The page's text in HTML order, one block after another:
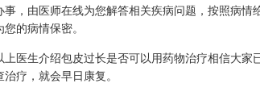
事，由医师在线为您解答相关疾病问题，按照病情
的病情保密。
生介绍包皮过长是否可以用药物治疗相信大家
疗，就会早日康复。